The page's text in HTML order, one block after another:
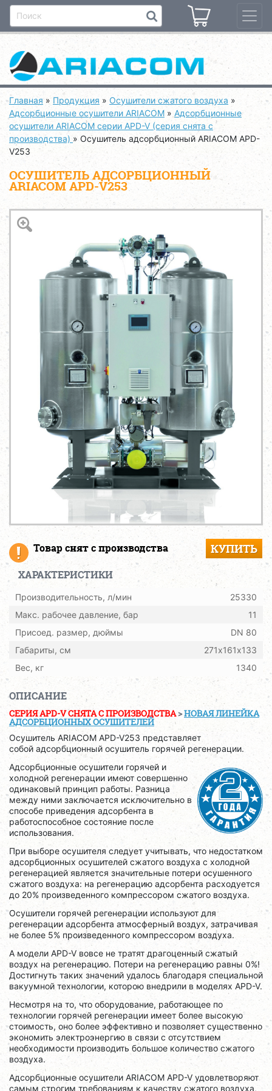
Главная » Продукция » Осушители сжатого воздуха »
Адсорбционные осушители ARIACOM » Адсорбционные
осушители ARIACOM серии APD-V (серия снята с
производства) » Осушитель адсорбционный ARIACOM APD-
V253
ОСУШИТЕЛЬ АДСОРБЦИОННЫЙ
ARIACOM APD-V253
Товар снят с производства КУПИТЬ
ХАРАКТЕРИСТИКИ
Производительность, л/мин
25330
Макс. рабочее давление, бар
11
Присоед. размер, дюймы
DN 80
Габариты, см
271х161х133
Вес, кг
1340
ОПИСАНИЕ
СЕРИЯ APD-V CНЯТА С ПРОИЗВОДСТВА>НОВАЯ ЛИНЕЙКА
АДСОРБЦИОННЫХ ОСУШИТЕЛЕЙ
Осушитель ARIACOM APD-V253 представляет
собой адсорбционный осушитель горячей регенерации.
Адсорбционные осушители горячей и
холодной регенерации имеют совершенно
одинаковый принцип работы. Разница
между ними заключается исключительно в
способе приведения адсорбента в
работоспособное состояние после
использования.
При выборе осушителя следует учитывать, что недостатком
адсорбционных осушителей сжатого воздуха с холодной
регенерацией является значительные потери осушенного
сжатого воздуха: на регенерацию адсорбента расходуется
до 20% произведенного компрессором сжатого воздуха.
Осушители горячей регенерации используют для
регенерации адсорбента атмосферный воздух, затрачивая
не более 5% произведенного компрессором воздуха.
А модели APD-V вовсе не тратят драгоценный сжатый
воздух на регенерацию. Потери на регенерацию равны 0%!
Достигнуть таких значений удалось благодаря специальной
вакуумной технологии, которою внедрили в моделях APD-V.
Несмотря на то, что оборудование, работающее по
технологии горячей регенерации имеет более высокую
стоимость, оно более эффективно и позволяет существенно
экономить электроэнергию в связи с отсутствием
необходимости производить большое количество сжатого
воздуха.
Адсорбционные осушители ARIACOM APD-V удовлетворяют
самым строгим требованиям к качеству сжатого воздуха,